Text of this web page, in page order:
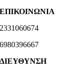
ΕΠΙΚΟΙΝΩΝΙΑ
2331060674
6980396667
ΔΙΕΥΘΥΝΣΗ